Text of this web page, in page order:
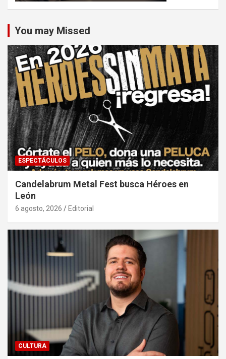
You may Missed
ESPECTÁCULOS
Candelabrum Metal Fest busca Héroes en
León
6 agosto, 2026 Editorial
CULTURA